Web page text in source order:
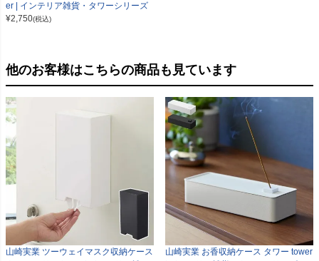
er | インテリア雑貨・タワーシリーズ
¥2,750(税込)
他のお客様はこちらの商品も見ています
山崎実業 ツーウェイマスク収納ケース
山崎実業 お香収納ケース タワー tower